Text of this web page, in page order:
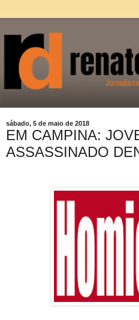
sábado, 5 de maio de 2018
EM CAMPINA:
ASSASSINADO